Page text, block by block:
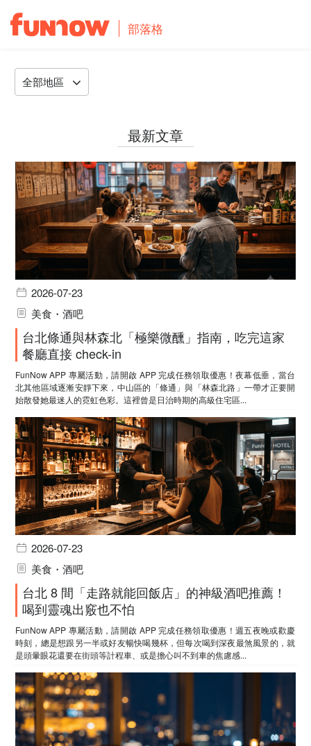
部落格
全部地區
最新文章
2026-07-23
美食・酒吧
台北條通與林森北「極樂微醺」指南，吃完這家
餐廳直接 check-in
FunNow APP 專屬活動，請開啟 APP 完成任務領取優惠！夜幕低垂，當台
北其他區域逐漸安靜下來，中山區的「條通」與「林森北路」一帶才正要開
始散發她最迷人的霓虹色彩。這裡曾是日治時期的高級住宅區...
2026-07-23
美食・酒吧
台北 8 間「走路就能回飯店」的神級酒吧推薦！
喝到靈魂出竅也不怕
FunNow APP 專屬活動，請開啟 APP 完成任務領取優惠！週五夜晚或歡慶
時刻，總是想跟另一半或好友暢快喝幾杯，但每次喝到深夜最煞風景的，就
是頭暈眼花還要在街頭等計程車、或是擔心叫不到車的焦慮感...